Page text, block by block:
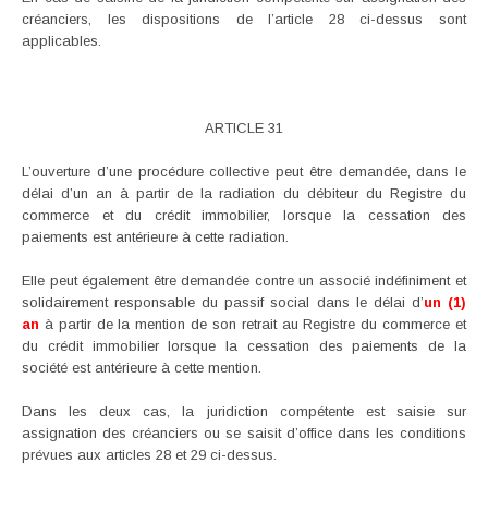
créanciers, les dispositions de l’article 28 ci-dessus sont
applicables.
ARTICLE 31
L’ouverture d’une procédure collective peut être demandée, dans le
délai d’un an à partir de la radiation du débiteur du Registre du
commerce et du crédit immobilier, lorsque la cessation des
paiements est antérieure à cette radiation.
Elle peut également être demandée contre un associé indéfiniment et
solidairement responsable du passif social dans le délai d’un (1)
an à partir de la mention de son retrait au Registre du commerce et
du crédit immobilier lorsque la cessation des paiements de la
société est antérieure à cette mention.
Dans les deux cas, la juridiction compétente est saisie sur
assignation des créanciers ou se saisit d’office dans les conditions
prévues aux articles 28 et 29 ci-dessus.